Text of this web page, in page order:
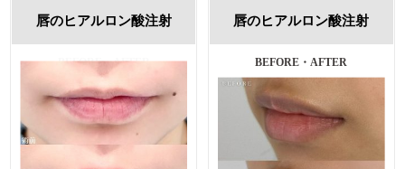
唇のヒアルロン酸注射 唇のヒアルロン酸注射
BEFORE・AFTER